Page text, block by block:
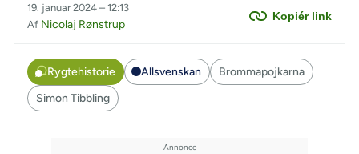
Kopiér link
19. januar 2024 – 12:13
Af Nicolaj Rønstrup
Rygtehistorie Allsvenskan
Brommapojkarna
Simon Tibbling